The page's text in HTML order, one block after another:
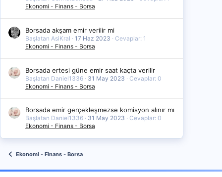
Ekonomi - Finans - Borsa
Borsada akşam emir verilir mi
Başlatan AsiKral 17 Haz 2023
Cevaplar: 1
Ekonomi - Finans - Borsa
Borsada ertesi güne emir saat kaçta verilir
Başlatan Daniel1336 31 May 2023
Cevaplar: 0
Ekonomi - Finans - Borsa
Borsada emir gerçekleşmezse komisyon alınır mı
Başlatan Daniel1336 31 May 2023
Cevaplar: 0
Ekonomi - Finans - Borsa
Ekonomi - Finans - Borsa